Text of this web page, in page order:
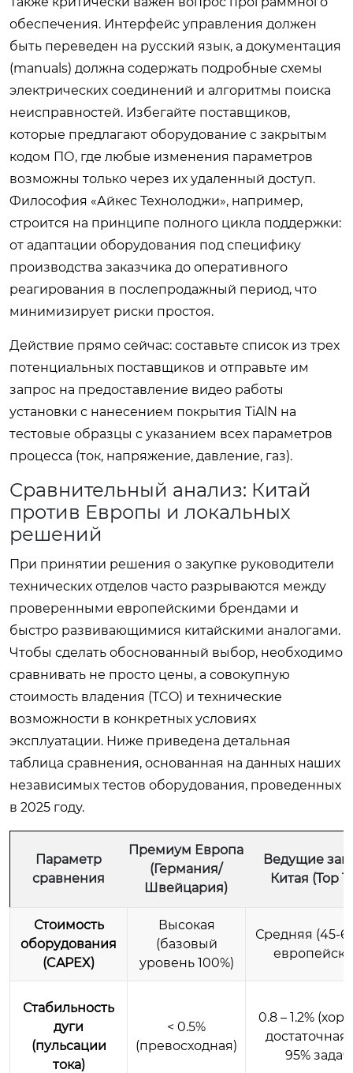
обеспечения. Интерфейс управления должен
быть переведен на русский язык, а документация
(manuals) должна содержать подробные схемы
электрических соединений и алгоритмы поиска
неисправностей. Избегайте поставщиков,
которые предлагают оборудование с закрытым
кодом ПО, где любые изменения параметров
возможны только через их удаленный доступ.
Философия «Айкес Технолоджи», например,
строится на принципе полного цикла поддержки:
от адаптации оборудования под специфику
производства заказчика до оперативного
реагирования в послепродажный период, что
минимизирует риски простоя.
Действие прямо сейчас: составьте список из трех
потенциальных поставщиков и отправьте им
запрос на предоставление видео работы
установки с нанесением покрытия TiAlN на
тестовые образцы с указанием всех параметров
процесса (ток, напряжение, давление, газ).
Сравнительный анализ: Китай
против Европы и локальных
решений
При принятии решения о закупке руководители
технических отделов часто разрываются между
проверенными европейскими брендами и
быстро развивающимися китайскими аналогами.
Чтобы сделать обоснованный выбор, необходимо
сравнивать не просто цены, а совокупную
стоимость владения (TCO) и технические
возможности в конкретных условиях
эксплуатации. Ниже приведена детальная
таблица сравнения, основанная на данных наших
независимых тестов оборудования, проведенных
в 2025 году.
Параметр
сравнения
Премиум Европа
(Германия/
Швейцария)
Ведущие
Китая (Top
Стоимость
оборудования
(CAPEX)
Высокая
(базовый
уровень 100%)
Средняя (45-
Стабильность
дуги
(пульсации
тока)
< 0.5%
(превосходная)
0.8 – 1.2%
достаточная
95%